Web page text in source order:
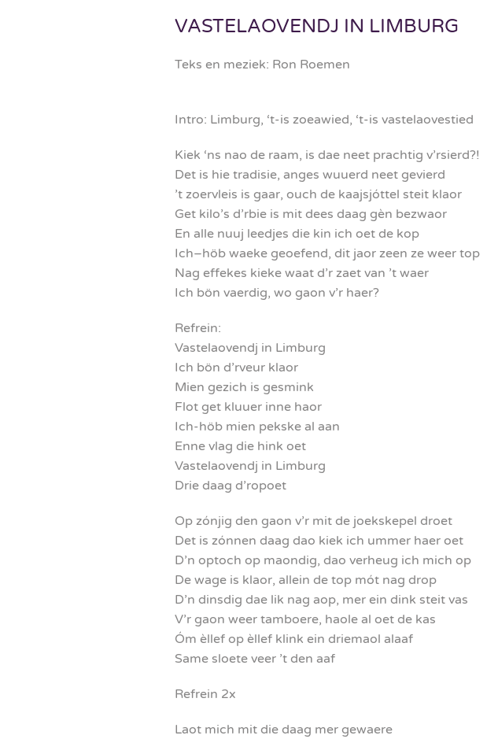
VASTELAOVENDJ IN LIMBURG
Teks en meziek: Ron Roemen
Intro: Limburg, ‘t-is zoeawied, ‘t-is vastelaovestied
Kiek ‘ns nao de raam, is dae neet prachtig v’rsierd?!
Det is hie tradisie, anges wuuerd neet gevierd
’t zoervleis is gaar, ouch de kaajsjóttel steit klaor
Get kilo’s d’rbie is mit dees daag gèn bezwaor
En alle nuuj leedjes die kin ich oet de kop
Ich–höb waeke geoefend, dit jaor zeen ze weer top
Nag effekes kieke waat d’r zaet van ’t waer
Ich bön vaerdig, wo gaon v’r haer?
Refrein:
Vastelaovendj in Limburg
Ich bön d’rveur klaor
Mien gezich is gesmink
Flot get kluuer inne haor
Ich-höb mien pekske al aan
Enne vlag die hink oet
Vastelaovendj in Limburg
Drie daag d’ropoet
Op zónjig den gaon v’r mit de joekskepel droet
Det is zónnen daag dao kiek ich ummer haer oet
D’n optoch op maondig, dao verheug ich mich op
De wage is klaor, allein de top mót nag drop
D’n dinsdig dae lik nag aop, mer ein dink steit vas
V’r gaon weer tamboere, haole al oet de kas
Óm èllef op èllef klink ein driemaol alaaf
Same sloete veer ’t den aaf
Refrein 2x
Laot mich mit die daag mer gewaere